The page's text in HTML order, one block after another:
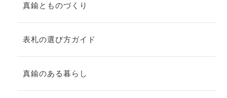
真鍮とものづくり
表札の選び方ガイド
真鍮のある暮らし